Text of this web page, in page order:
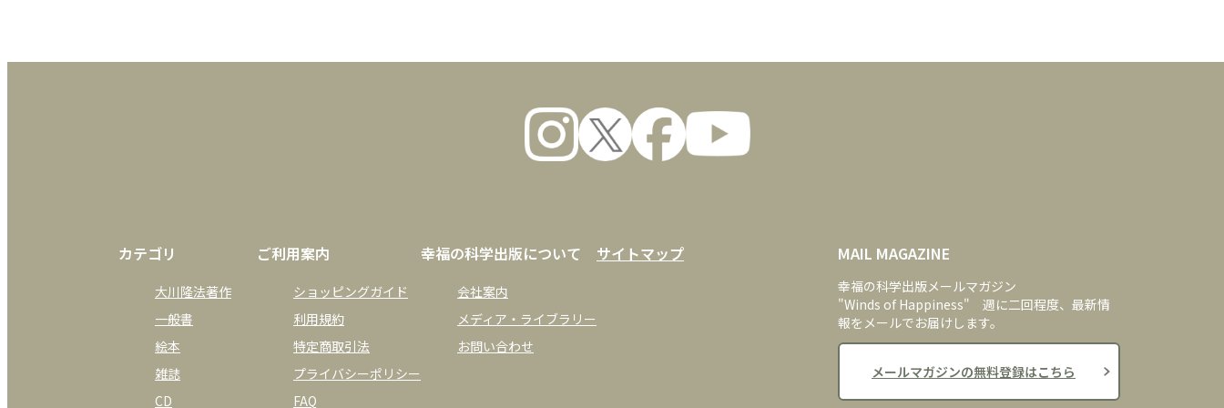
カテゴリ
大川隆法著作
一般書
絵本
雑誌
CD
ご利用案内
ショッピングガイド
利用規約
特定商取引法
プライバシーポリシー
FAQ
幸福の科学出版について
会社案内
メディア・ライブラリー
お問い合わせ
サイトマップ MAIL MAGAZINE
幸福の科学出版メールマガジン
"Winds of Happiness" 週に二回程度、最新情
報をメールでお届けします。
メールマガジンの無料登録はこちら